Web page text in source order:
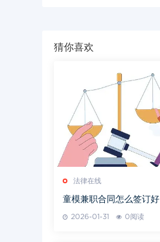
猜你喜欢
法律在线
童模兼职合同怎么签订好
2026-01-31 0阅读